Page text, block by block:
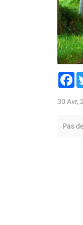
30 Avr,
Pas